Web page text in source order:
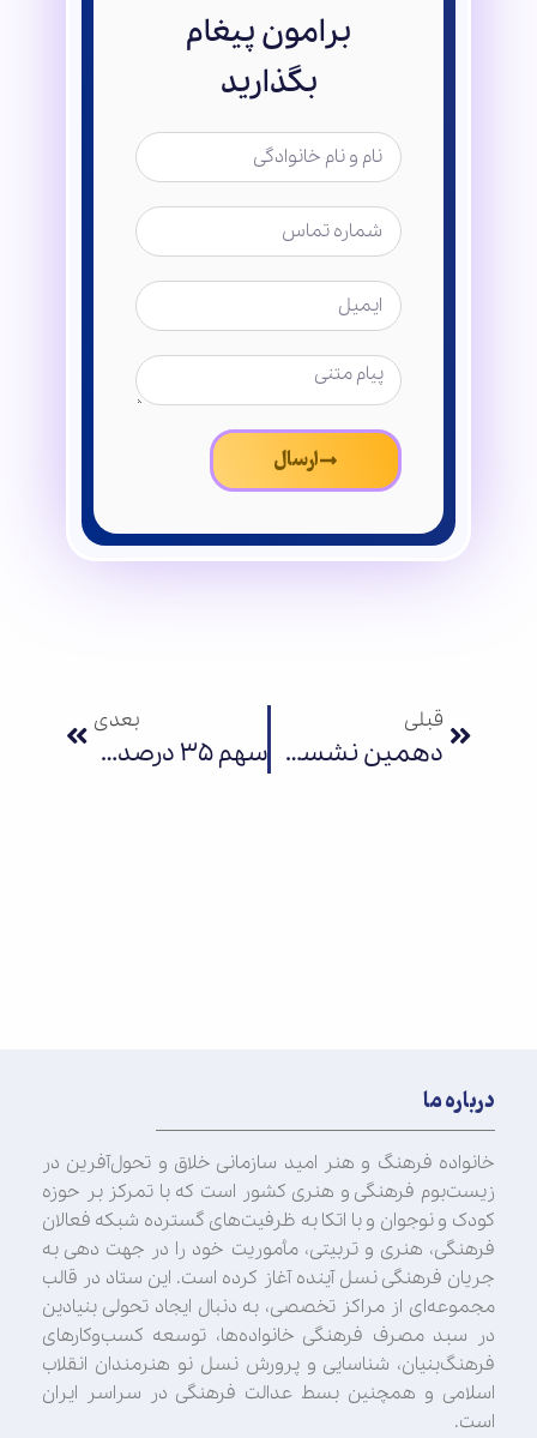
برامون پیغام
بگذارید
ارسال
قبلی
دهمین نشست «قرارِ هفت» با موضوع تاریخ نمایشنامه‌نویسی برای کودکان
بعدی
سهم ۳۵ درصدی تولید داخلی از بازار اسباب‌بازی؛ آمار غیررسمی قاچاق!
درباره ما
خانواده فرهنگ و هنر امید سازمانی خلاق و تحول‌آفرین در
زیست‌بوم فرهنگی و هنری کشور است که با تمرکز بر حوزه
کودک و نوجوان و با اتکا به ظرفیت‌های گسترده شبکه فعالان
فرهنگی، هنری و تربیتی، مأموریت خود را در جهت‌ دهی به
جریان فرهنگی نسل آینده آغاز کرده است. این ستاد در قالب
مجموعه‌ای از مراکز تخصصی، به دنبال ایجاد تحولی بنیادین
در سبد مصرف فرهنگی خانواده‌ها، توسعه کسب‌وکارهای
فرهنگ‌بنیان، شناسایی و پرورش نسل نو هنرمندان انقلاب
اسلامی و همچنین بسط عدالت فرهنگی در سراسر ایران
است.